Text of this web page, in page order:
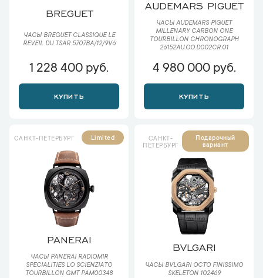
BREGUET
ЧАСЫ BREGUET CLASSIQUE LE
REVEIL DU TSAR 5707BA/12/9V6
1 228 400 руб.
КУПИТЬ
AUDEMARS PIGUET
ЧАСЫ AUDEMARS PIGUET
MILLENARY CARBON ONE
TOURBILLON CHRONOGRAPH
26152AU.OO.D002CR.01
4 980 000 руб.
КУПИТЬ
САНКТ-ПЕТЕРБУРГ Limited
PANERAI
ЧАСЫ PANERAI RADIOMIR
SPECIALITIES LO SCIENZIATO
TOURBILLON GMT PAM00348
САНКТ-
ПЕТЕРБУРГ
Подарочный
вариант
BVLGARI
ЧАСЫ BVLGARI OCTO FINISSIMO
SKELETON 102469